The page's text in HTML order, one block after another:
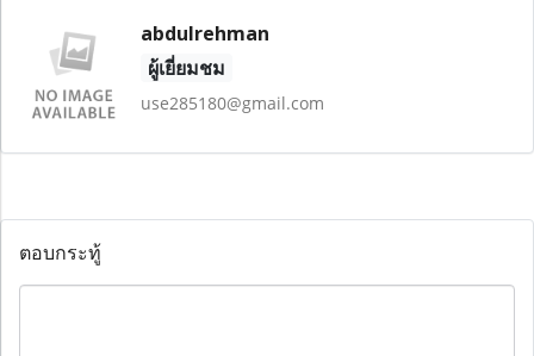
abdulrehman
ผู้เยี่ยมชม
use285180@gmail.com
ตอบกระทู้